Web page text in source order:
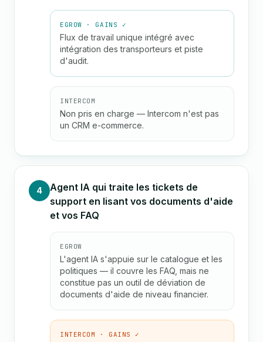
EGROW · GAINS ✓
Flux de travail unique intégré avec
intégration des transporteurs et piste
d'audit.
INTERCOM
Non pris en charge — Intercom n'est pas
un CRM e-commerce.
4
Agent IA qui traite les tickets de
support en lisant vos documents d'aide
et vos FAQ
EGROW
L'agent IA s'appuie sur le catalogue et les
politiques — il couvre les FAQ, mais ne
constitue pas un outil de déviation de
documents d'aide de niveau financier.
INTERCOM · GAINS ✓